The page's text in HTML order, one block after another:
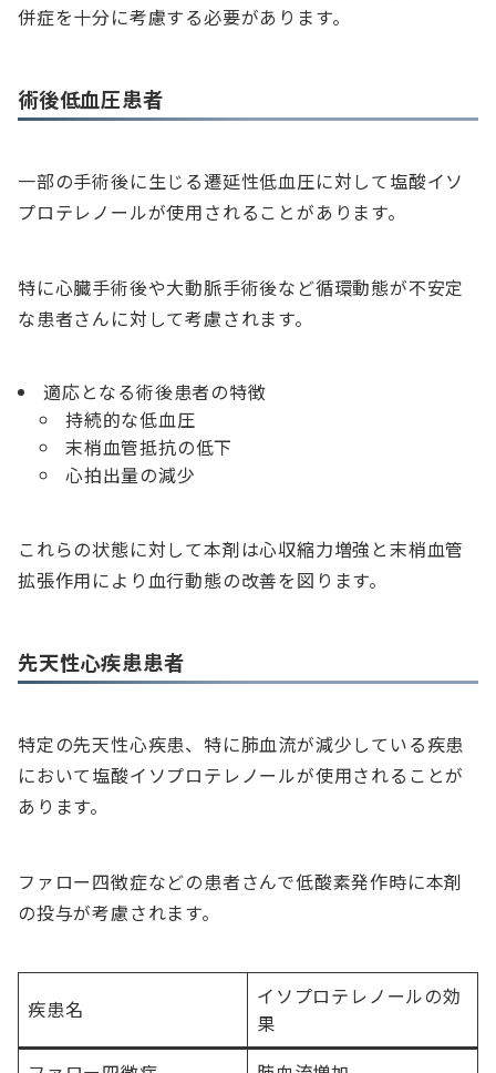
併症を十分に考慮する必要があります。
術後低血圧患者
一部の手術後に生じる遷延性低血圧に対して塩酸イソ
プロテレノールが使用されることがあります。
特に心臓手術後や大動脈手術後など循環動態が不安定
な患者さんに対して考慮されます。
適応となる術後患者の特徴
持続的な低血圧
末梢血管抵抗の低下
心拍出量の減少
これらの状態に対して本剤は心収縮力増強と末梢血管
拡張作用により血行動態の改善を図ります。
先天性心疾患患者
特定の先天性心疾患、特に肺血流が減少している疾患
において塩酸イソプロテレノールが使用されることが
あります。
ファロー四徴症などの患者さんで低酸素発作時に本剤
の投与が考慮されます。
疾患名
イソプロテレノールの効
果